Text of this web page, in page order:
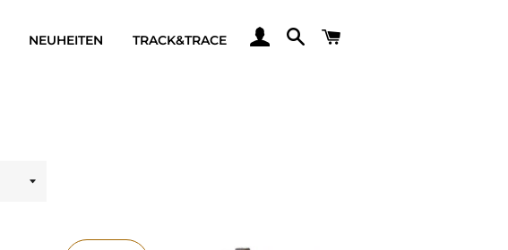
NEUHEITEN TRACK&TRACE ANMELDEN
SUCHE